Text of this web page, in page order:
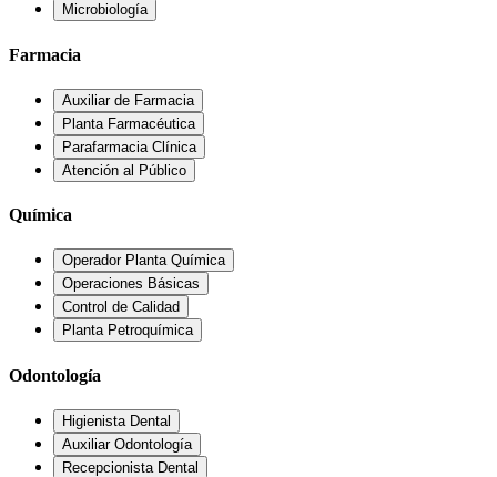
Microbiología
Farmacia
Auxiliar de Farmacia
Planta Farmacéutica
Parafarmacia Clínica
Atención al Público
Química
Operador Planta Química
Operaciones Básicas
Control de Calidad
Planta Petroquímica
Odontología
Higienista Dental
Auxiliar Odontología
Recepcionista Dental